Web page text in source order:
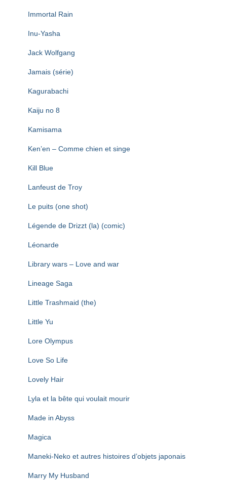
Immortal Rain
Inu-Yasha
Jack Wolfgang
Jamais (série)
Kagurabachi
Kaiju no 8
Kamisama
Ken’en – Comme chien et singe
Kill Blue
Lanfeust de Troy
Le puits (one shot)
Légende de Drizzt (la) (comic)
Léonarde
Library wars – Love and war
Lineage Saga
Little Trashmaid (the)
Little Yu
Lore Olympus
Love So Life
Lovely Hair
Lyla et la bête qui voulait mourir
Made in Abyss
Magica
Maneki-Neko et autres histoires d’objets japonais
Marry My Husband